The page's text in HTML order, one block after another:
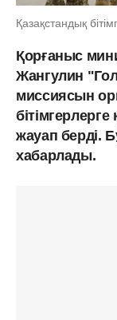
Қазақстандық
Қорғаныс
Жангулин
миссиясын
жауап берді.
хабарлады.